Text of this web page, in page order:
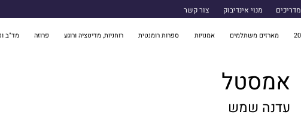
מדריכים מנוי אינדיבוק צור קשר
מארזים משתלמים אמנויות ספרות רומנטית רוחניות, מדיטציה ורוגע פרוזה מד"ב
אמסטל
עדנה שמש